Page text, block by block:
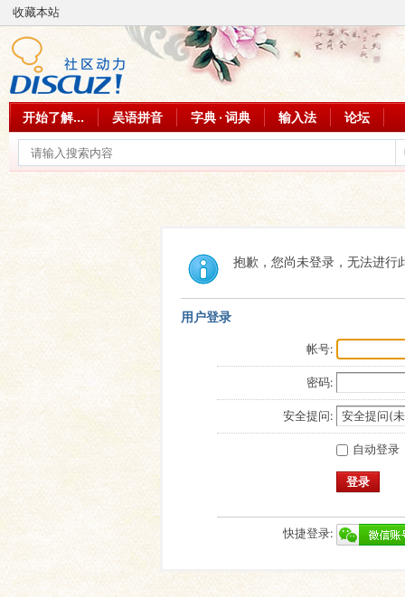
收藏本站
开始了解... 吴语拼音 字典 · 词典 输入法 论坛
抱歉，您尚未登录，无法进行
用户登录
帐号:
密码:
安全提问:
自动登录
登录
快捷登录: